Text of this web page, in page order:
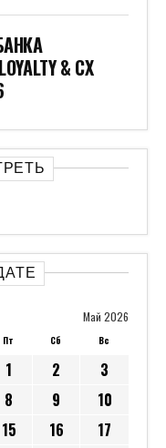
& CX
Май 2026
Пт Сб Вс
1 2
3
8 9
10
15 16
17